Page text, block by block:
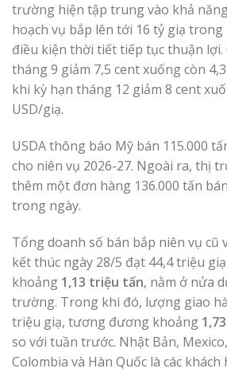
trường hiện tập trung vào khả
hoạch vụ bắp lên tới 16 tỷ giạ
điều kiện thời tiết tiếp tục thuận lợi.
tháng 9 giảm 7,5 cent xuống còn
khi kỳ hạn tháng 12 giảm 8 cent
USD/giạ.
USDA thông báo Mỹ bán 115.000
cho niên vụ 2026-27. Ngoài ra, thị
thêm một đơn hàng 136.000 tấn
trong ngày.
Tổng doanh số bán bắp niên vụ cũ
kết thúc ngày 28/5 đạt 44,4 triệu
khoảng 1,13 triệu tấn, nằm ở nửa
trường. Trong khi đó, lượng giao
triệu giạ, tương đương khoảng
so với tuần trước. Nhật Bản,
Colombia và Hàn Quốc là các